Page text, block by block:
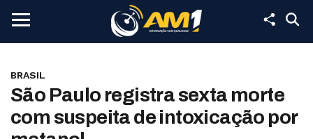
BRASIL
São Paulo registra sexta morte
com suspeita de intoxicação por